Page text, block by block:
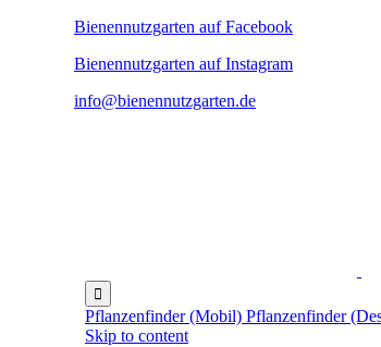
Bienennutzgarten auf Facebook
Bienennutzgarten auf Instagram
info@bienennutzgarten.de

Pflanzenfinder (Mobil) Pflanzenfinder
Skip to content